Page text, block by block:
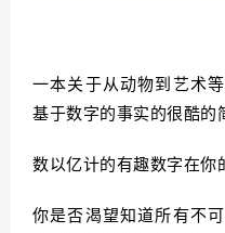
一本关于从动物到艺术
基于数字的事实的很酷的
数以亿计的有趣数字在你
你是否渴望知道所有不